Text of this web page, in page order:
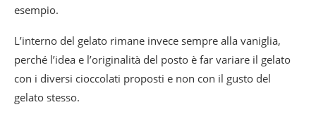
esempio.
L’interno del gelato rimane invece sempre alla vaniglia,
perché l’idea e l’originalità del posto è far variare il gelato
con i diversi cioccolati proposti e non con il gusto del
gelato stesso.